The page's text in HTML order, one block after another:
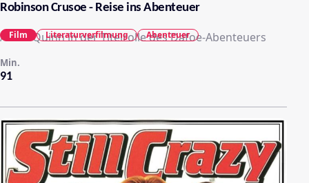
Robinson Crusoe - Reise ins Abenteuer
Aidan Quinn in der Titelrolle des Dafoe-Abenteuers
91
Min.
Film Literaturverfilmung Abenteuer